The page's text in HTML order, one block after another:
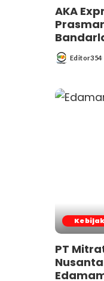
AKA
Posted
Editor354
PT